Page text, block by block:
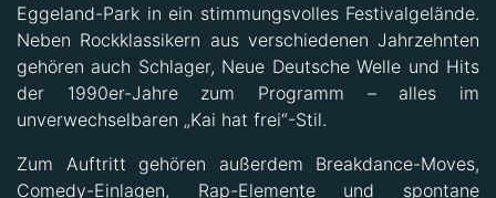
Eggeland-Park in ein stimmungsvolles Festivalgelände.
Neben Rockklassikern aus verschiedenen Jahrzehnten
gehören auch Schlager, Neue Deutsche Welle und Hits
der 1990er-Jahre zum Programm – alles im
unverwechselbaren „Kai hat frei“-Stil.
Zum Auftritt gehören außerdem Breakdance-Moves,
Comedy-Einlagen, Rap-Elemente und spontane